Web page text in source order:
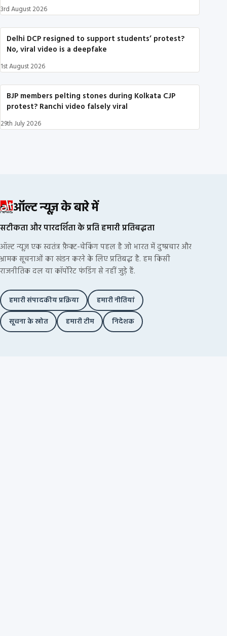
3rd August 2026
Delhi DCP resigned to support students’ protest?
No, viral video is a deepfake
1st August 2026
BJP members pelting stones during Kolkata CJP
protest? Ranchi video falsely viral
29th July 2026
ऑल्ट न्यूज़ के बारे में
सटीकता और पारदर्शिता के प्रति हमारी प्रतिबद्धता
ऑल्ट न्यूज़ एक स्वतंत्र फ़ैक्ट-चेकिंग पहल है जो भारत में दुष्प्रचार और
भ्रामक सूचनाओं का खंडन करने के लिए प्रतिबद्ध है. हम किसी
राजनीतिक दल या कॉर्पोरेट फंडिंग से नहीं जुड़े हैं.
हमारी संपादकीय प्रक्रिया
हमारी नीतियां
सूचना के स्रोत
हमारी टीम निदेशक